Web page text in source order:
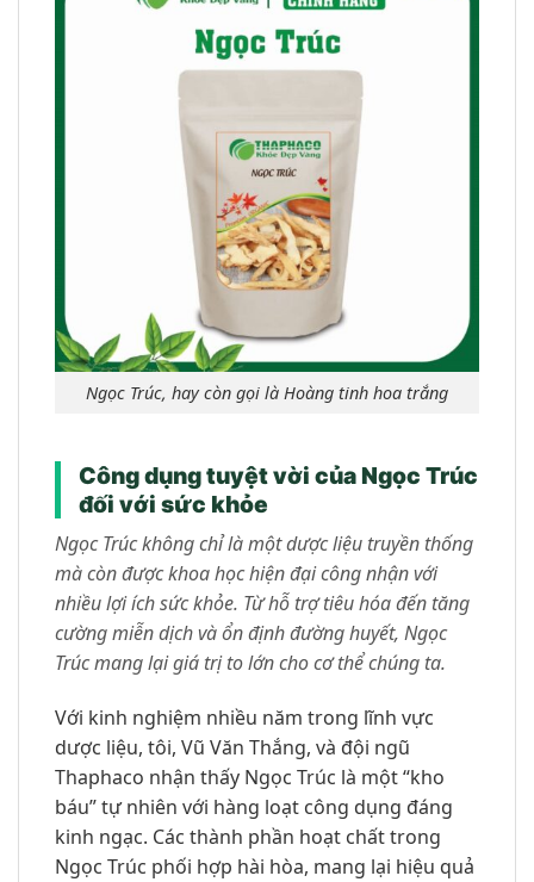
Ngọc Trúc, hay còn gọi là Hoàng tinh hoa trắng
Công dụng tuyệt vời của Ngọc Trúc
đối với sức khỏe
Ngọc Trúc không chỉ là một dược liệu truyền thống
mà còn được khoa học hiện đại công nhận với
nhiều lợi ích sức khỏe. Từ hỗ trợ tiêu hóa đến tăng
cường miễn dịch và ổn định đường huyết, Ngọc
Trúc mang lại giá trị to lớn cho cơ thể chúng ta.
Với kinh nghiệm nhiều năm trong lĩnh vực
dược liệu, tôi, Vũ Văn Thắng, và đội ngũ
Thaphaco nhận thấy Ngọc Trúc là một “kho
báu” tự nhiên với hàng loạt công dụng đáng
kinh ngạc. Các thành phần hoạt chất trong
Ngọc Trúc phối hợp hài hòa, mang lại hiệu quả